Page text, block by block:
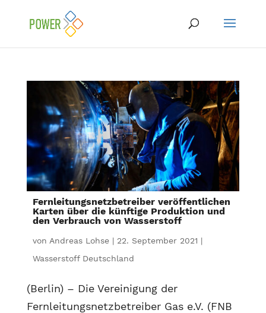
Fernleitungsnetzbetreiber veröffentlichen
Karten über die künftige Produktion und
den Verbrauch von Wasserstoff
von Andreas Lohse| 22. September 2021 |
Wasserstoff Deutschland
(Berlin) – Die Vereinigung der
Fernleitungsnetzbetreiber Gas e.V. (FNB